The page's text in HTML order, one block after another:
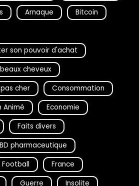
Arnaque
Bitcoin
son pouvoir d'achat
cheveux
cher
Consommation
Animé
Economie
Faits divers
pharmaceutique
Football
France
Guerre
Insolite